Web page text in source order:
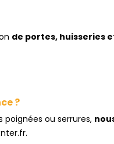
de portes, huisseries
?
poignées ou serrures,